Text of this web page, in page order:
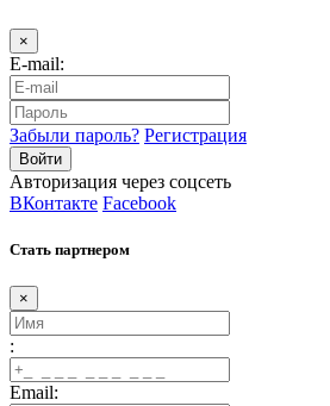
×
E-mail:
Забыли пароль? Регистрация
Авторизация через соцсеть
ВКонтакте Facebook
Стать партнером
×
:
Email: